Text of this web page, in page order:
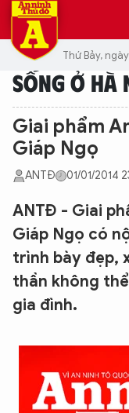
Thứ Bảy,
SỐNG Ở HÀ
Giai phẩm
Giáp Ngọ
ANTĐ 01/01/2014
ANTĐ - Giai
Giáp Ngọ có
trình bày đẹp,
thần không
gia đình.